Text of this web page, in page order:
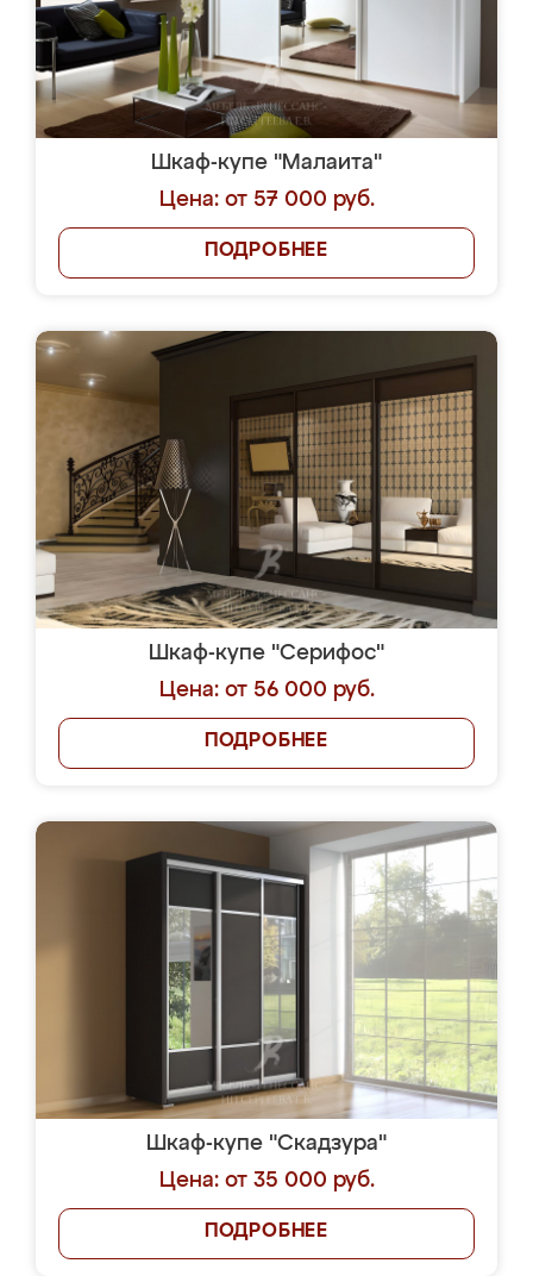
Шкаф-купе "Малаита"
Цена: от 57 000 руб.
ПОДРОБНЕЕ
Шкаф-купе "Серифос"
Цена: от 56 000 руб.
ПОДРОБНЕЕ
Шкаф-купе "Скадзура"
Цена: от 35 000 руб.
ПОДРОБНЕЕ